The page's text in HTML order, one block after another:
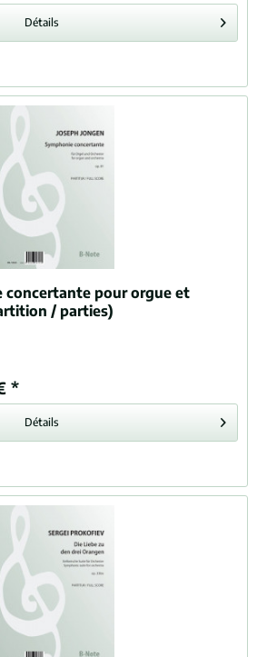
Détails
concertante pour orgue et
/ parties)
*
Détails